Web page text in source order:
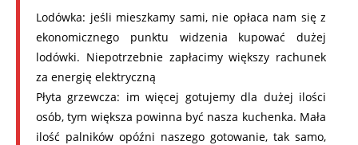
Lodówka: jeśli mieszkamy sami, nie opłaca nam się z
ekonomicznego punktu widzenia kupować dużej
lodówki. Niepotrzebnie zapłacimy większy rachunek
za energię elektryczną
Płyta grzewcza: im więcej gotujemy dla dużej ilości
osób, tym większa powinna być nasza kuchenka. Mała
ilość palników opóźni naszego gotowanie, tak samo,